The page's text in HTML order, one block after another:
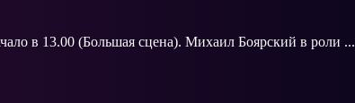
в 13.00 (Большая сцена). Михаил Боярский в роли ...